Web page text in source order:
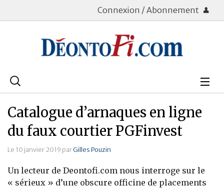
Connexion / Abonnement
Rechercher
Bourse
Placements
Assurance Vie
Catalogue d’arnaques en ligne
du faux courtier PGFinvest
Le 10 janvier 2019 parGilles Pouzin
Un lecteur de Deontofi.com nous interroge sur le
« sérieux » d’une obscure officine de placements